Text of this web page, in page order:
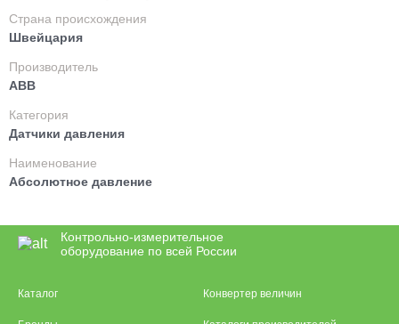
Страна происхождения
Швейцария
Производитель
ABB
Категория
Датчики давления
Наименование
Абсолютное давление
Контрольно-измерительное
оборудование по всей России
Каталог Конвертер величин